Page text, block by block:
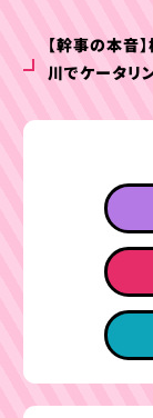
【幹事の本音
川でケータリ